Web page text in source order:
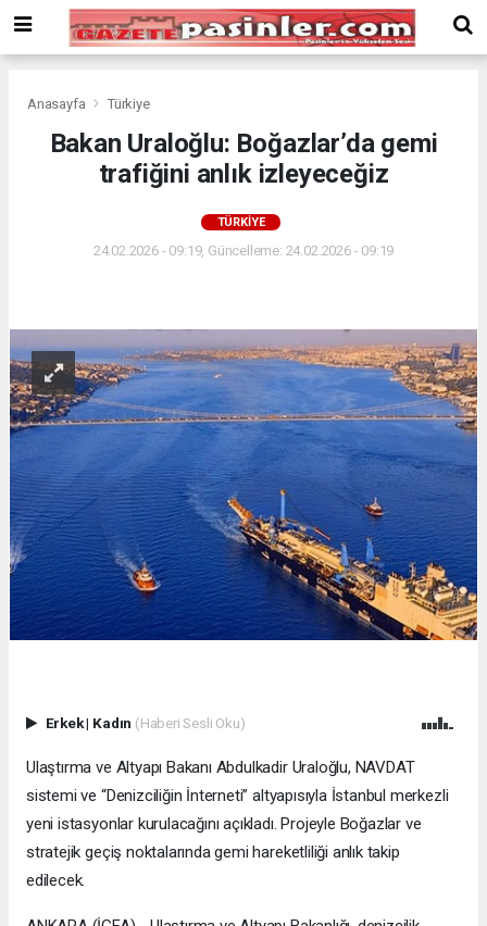
Bonusu
Veren
deneme
Veren
Siteler
Anasayfa Türkiye
Bakan Uraloğlu: Boğazlar’da gemi
trafiğini anlık izleyeceğiz
TÜRKIYE
24.02.2026 - 09:19, Güncelleme: 24.02.2026 - 09:19
Erkek| Kadın (Haberi Sesli Oku)
Ulaştırma ve Altyapı Bakanı Abdulkadir Uraloğlu, NAVDAT
sistemi ve “Denizciliğin İnterneti” altyapısıyla İstanbul merkezli
yeni istasyonlar kurulacağını açıkladı. Projeyle Boğazlar ve
stratejik geçiş noktalarında gemi hareketliliği anlık takip
edilecek.